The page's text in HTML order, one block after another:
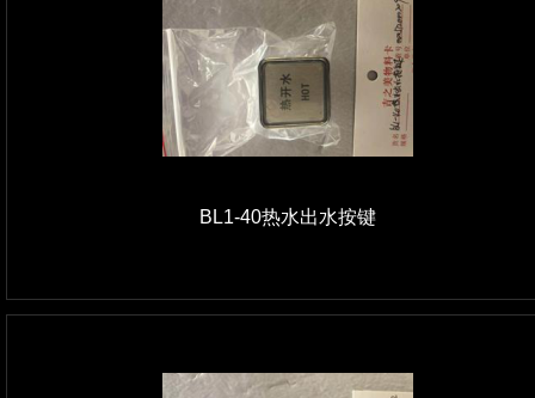
BL1-40热水出水按键